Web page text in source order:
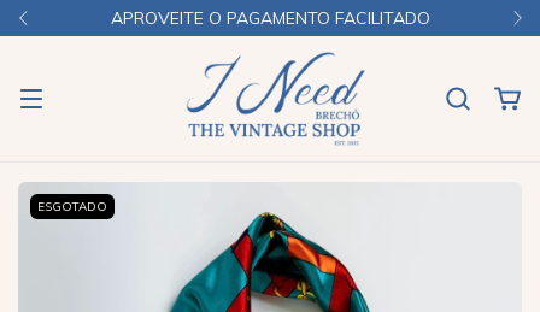
APROVEITE O PAGAMENTO FACILITADO
ESGOTADO